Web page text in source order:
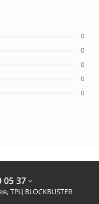
0
0
0
0
0
05 37
ТРЦ BLOCKBUSTER